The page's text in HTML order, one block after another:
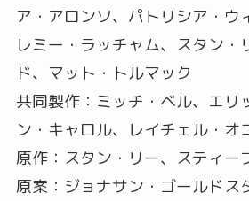
ア・アロンソ、パトリシア・ウ
レミー・ラッチャム、スタン・
ド、マット・トルマック
共同製作：ミッチ・ベル、エリ
ン・キャロル、レイチェル・オ
原作：スタン・リー、スティー
原案：ジョナサン・ゴールドス